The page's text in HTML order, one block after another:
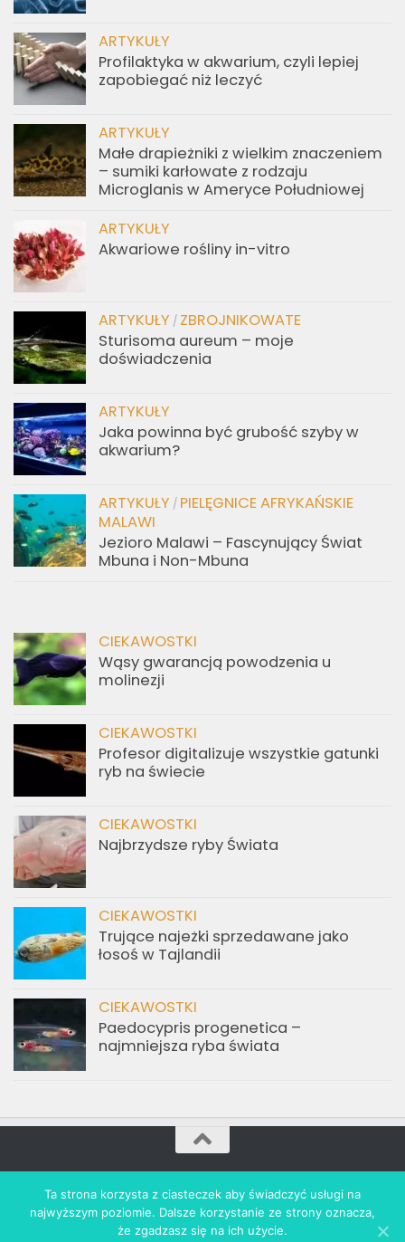
ARTYKUŁY
Profilaktyka w akwarium, czyli lepiej
zapobiegać niż leczyć
ARTYKUŁY
Małe drapieżniki z wielkim znaczeniem
– sumiki karłowate z rodzaju
Microglanis w Ameryce Południowej
ARTYKUŁY
Akwariowe rośliny in-vitro
ARTYKUŁY / ZBROJNIKOWATE
Sturisoma aureum – moje
doświadczenia
ARTYKUŁY
Jaka powinna być grubość szyby w
akwarium?
ARTYKUŁY / PIELĘGNICE AFRYKAŃSKIE
MALAWI
Jezioro Malawi – Fascynujący Świat
Mbuna i Non-Mbuna
CIEKAWOSTKI
Wąsy gwarancją powodzenia u
molinezji
CIEKAWOSTKI
Profesor digitalizuje wszystkie gatunki
ryb na świecie
CIEKAWOSTKI
Najbrzydsze ryby Świata
CIEKAWOSTKI
Trujące najeżki sprzedawane jako
łosoś w Tajlandii
CIEKAWOSTKI
Paedocypris progenetica –
najmniejsza ryba świata
revolta.marketing
Ta strona korzysta z ciasteczek aby świadczyć usługi na
najwyższym poziomie. Dalsze korzystanie ze strony oznacza,
że zgadzasz się na ich użycie.